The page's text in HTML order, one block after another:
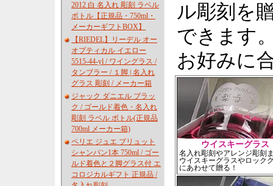
2012 白 名入れ 彫刻 ラベル
ボトル【正規品・750ml・
メーカーギフトBOX】
【RIEDEL】リーデル オー
オプティカル イエロー
5515-44-yl / ワイングラス /
タンブラー / １脚 | 名入れ
グラス 彫刻 / メーカー箱
ジャック ダニエル ブラッ
ク / ゴールド着色・名入れ
彫刻 ラベル ボトル(正規品
700ml メーカー箱)
ペリエ ジュエ ブリュット
シャンパン1本 750ml / ゴー
ルド着色と２脚グラス付 エ
コロジカルギフト 正規品 /
ル彫刻を
できます
お好みに
ウイスキーグラス
名入れ彫刻やアレンジ彫刻
ウイスキーグラスやロック
にあわせて贈る！